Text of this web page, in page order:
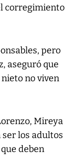
corregimiento
pero
aseguró que
no viven
Mireya
los adultos
deben